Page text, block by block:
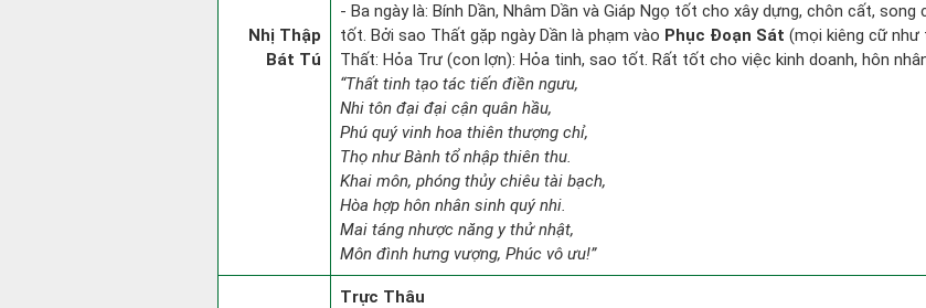
Nhị Thập
Bát Tú
- Ba ngày là: Bính Dần, Nhâm Dần và Giáp Ngọ tốt cho xây dựng, chôn cất, song
tốt. Bởi sao Thất gặp ngày Dần là phạm vào Phục Đoạn Sát (mọi kiêng cữ như
Thất: Hỏa Trư (con lợn): Hỏa tinh, sao tốt. Rất tốt cho việc kinh doanh, hôn
“Thất tinh tạo tác tiến điền ngưu,
Nhi tôn đại đại cận quân hầu,
Phú quý vinh hoa thiên thượng chỉ,
Thọ như Bành tổ nhập thiên thu.
Khai môn, phóng thủy chiêu tài bạch,
Hòa hợp hôn nhân sinh quý nhi.
Mai táng nhược năng y thử nhật,
Môn đình hưng vượng, Phúc vô ưu!”
Trực Thâu